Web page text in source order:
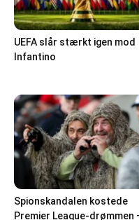
UEFA slår stærkt igen mod
Infantino
Spionskandalen kostede
Premier League-drømmen